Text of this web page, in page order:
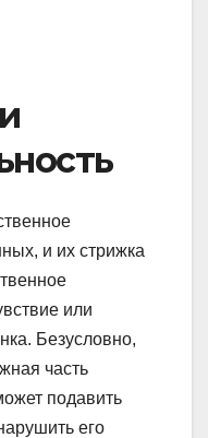
и их стрижка
или
Безусловно,
часть
подавить
его